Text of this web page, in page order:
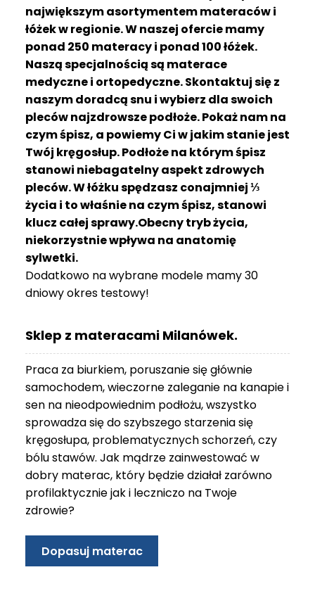
największym asortymentem materaców i
łóżek w regionie. W naszej ofercie mamy
ponad 250 materacy i ponad 100 łóżek.
Naszą specjalnością są materace
medyczne i ortopedyczne. Skontaktuj się z
naszym doradcą snu i wybierz dla swoich
pleców najzdrowsze podłoże. Pokaż nam na
czym śpisz, a powiemy Ci w jakim stanie jest
Twój kręgosłup. Podłoże na którym śpisz
stanowi niebagatelny aspekt zdrowych
pleców. W łóżku spędzasz conajmniej ⅓
życia i to właśnie na czym śpisz, stanowi
klucz całej sprawy.Obecny tryb życia,
niekorzystnie wpływa na anatomię
sylwetki.
Dodatkowo na wybrane modele mamy 30
dniowy okres testowy!
Sklep z materacami Milanówek.
Praca za biurkiem, poruszanie się głównie
samochodem, wieczorne zaleganie na kanapie i
sen na nieodpowiednim podłożu, wszystko
sprowadza się do szybszego starzenia się
kręgosłupa, problematycznych schorzeń, czy
bólu stawów. Jak mądrze zainwestować w
dobry materac, który będzie działał zarówno
profilaktycznie jak i leczniczo na Twoje
zdrowie?
Dopasuj materac